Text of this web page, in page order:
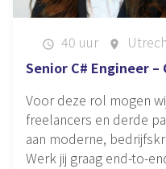
schedule 40 uur place
Senior C# Engineer –
Voor deze rol mogen
freelancers en derde
aan moderne,
Werk jij graag end-to-